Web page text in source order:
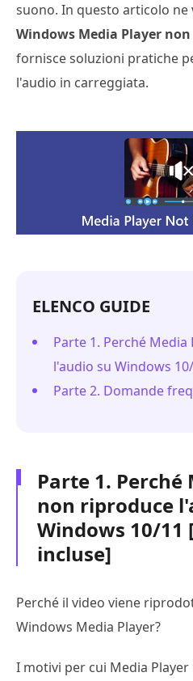
suono. In questo articolo
Windows Media Player
fornisce soluzioni pratiche
l'audio in carreggiata.
ELENCO GUIDE
Parte 1. Perché
l'audio su Windows
Parte 2. Domande
Parte 1. Perché
non riproduce
Windows 10/11
incluse]
Perché il video viene
Windows Media Player?
I motivi per cui Media